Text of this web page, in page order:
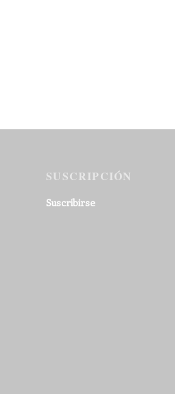
SUSCRIPCIÓN
Suscribirse